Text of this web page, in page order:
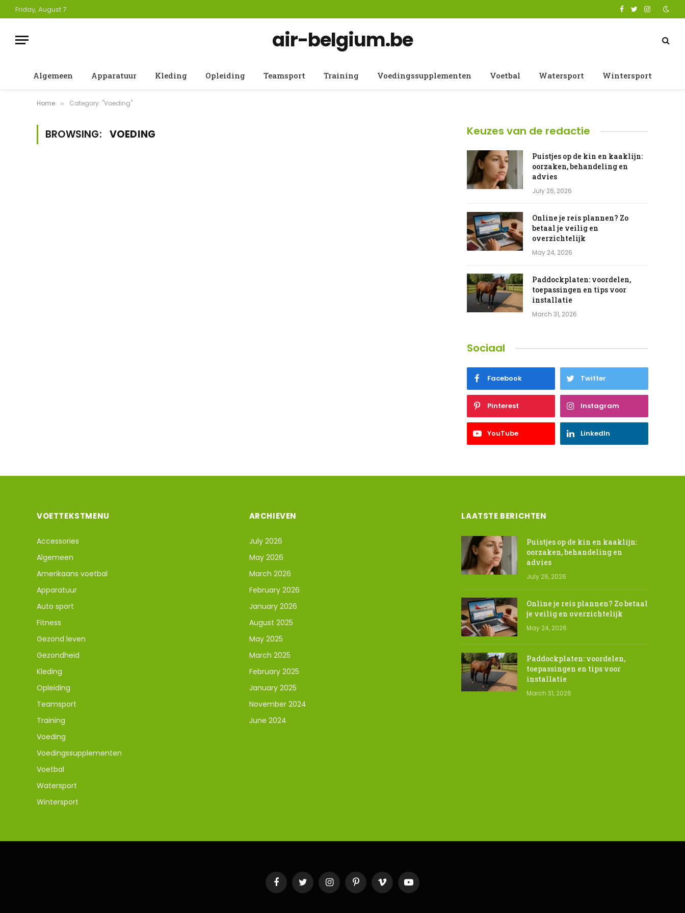
Friday, August 7 Facebook
TwitterInstagram
air-belgium.be
Algemeen Apparatuur Kleding Opleiding Teamsport Training Voedingssupplementen Voetbal Watersport Wintersport
Home » Category: "Voeding"
BROWSING: VOEDING Keuzes van de redactie
Puistjes op de kin en kaaklijn:
oorzaken, behandeling en
advies
July 26, 2026
Online je reis plannen? Zo
betaal je veilig en
overzichtelijk
May 24, 2026
Paddockplaten: voordelen,
toepassingen en tips voor
installatie
March 31, 2026
Sociaal
Facebook Twitter
Pinterest Instagram
YouTube LinkedIn
VOETTEKSTMENU
Accessories
Algemeen
Amerikaans voetbal
Apparatuur
Auto sport
Fitness
Gezond leven
Gezondheid
Kleding
Opleiding
Teamsport
Training
Voeding
Voedingssupplementen
Voetbal
Watersport
Wintersport
ARCHIEVEN
July 2026
May 2026
March 2026
February 2026
January 2026
August 2025
May 2025
March 2025
February 2025
January 2025
November 2024
June 2024
LAATSTE BERICHTEN
Puistjes op de kin en kaaklijn:
oorzaken, behandeling en
advies
July 26, 2026
Online je reis plannen? Zo betaal
je veilig en overzichtelijk
May 24, 2026
Paddockplaten: voordelen,
toepassingen en tips voor
installatie
March 31, 2026
FacebookTwitter InstagramPinterestVimeo YouTube